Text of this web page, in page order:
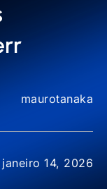
maurotanaka
janeiro 14, 2026